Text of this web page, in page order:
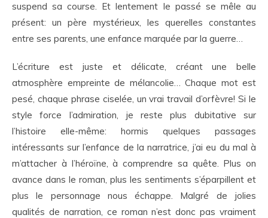
suspend sa course. Et lentement le passé se mêle au
présent: un père mystérieux, les querelles constantes
entre ses parents, une enfance marquée par la guerre…
L’écriture est juste et délicate, créant une belle
atmosphère empreinte de mélancolie… Chaque mot est
pesé, chaque phrase ciselée, un vrai travail d’orfèvre! Si le
style force l’admiration, je reste plus dubitative sur
l’histoire elle-même: hormis quelques passages
intéressants sur l’enfance de la narratrice, j’ai eu du mal à
m’attacher à l’héroïne, à comprendre sa quête. Plus on
avance dans le roman, plus les sentiments s’éparpillent et
plus le personnage nous échappe. Malgré de jolies
qualités de narration, ce roman n’est donc pas vraiment